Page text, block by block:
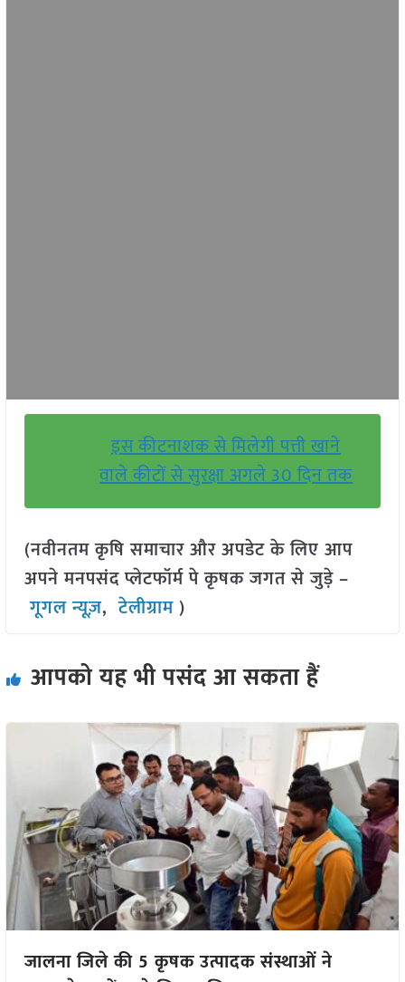
इस कीटनाशक से मिलेगी पत्ती खाने
वाले कीटों से सुरक्षा अगले 30 दिन तक
(नवीनतम कृषि समाचार और अपडेट के लिए आप
अपने मनपसंद प्लेटफॉर्म पे कृषक जगत से जुड़े –
गूगल न्यूज़,टेलीग्राम )
आपको यह भी पसंद आ सकता हैं
जालना जिले की 5 कृषक उत्पादक संस्थाओं ने